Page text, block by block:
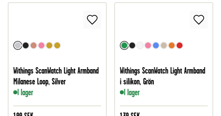
Withings ScanWatch Light Armband
Milanese Loop, Silver
I lager
Withings ScanWatch Light Armband
i silikon, Grön
I lager